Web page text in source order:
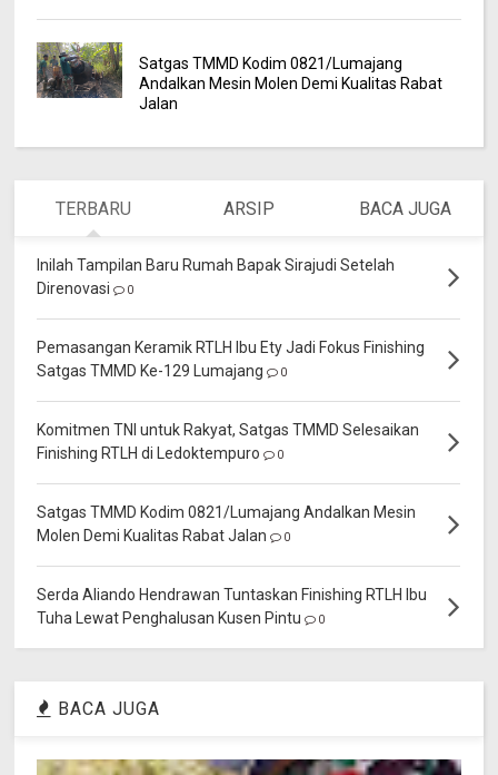
Satgas TMMD Kodim 0821/Lumajang
Andalkan Mesin Molen Demi Kualitas Rabat
Jalan
TERBARU ARSIP BACA JUGA
Inilah Tampilan Baru Rumah Bapak Sirajudi Setelah
Direnovasi
0
Pemasangan Keramik RTLH Ibu Ety Jadi Fokus Finishing
Satgas TMMD Ke-129 Lumajang
0
Komitmen TNI untuk Rakyat, Satgas TMMD Selesaikan
Finishing RTLH di Ledoktempuro
0
Satgas TMMD Kodim 0821/Lumajang Andalkan Mesin
Molen Demi Kualitas Rabat Jalan
0
Serda Aliando Hendrawan Tuntaskan Finishing RTLH Ibu
Tuha Lewat Penghalusan Kusen Pintu
0
BACA JUGA